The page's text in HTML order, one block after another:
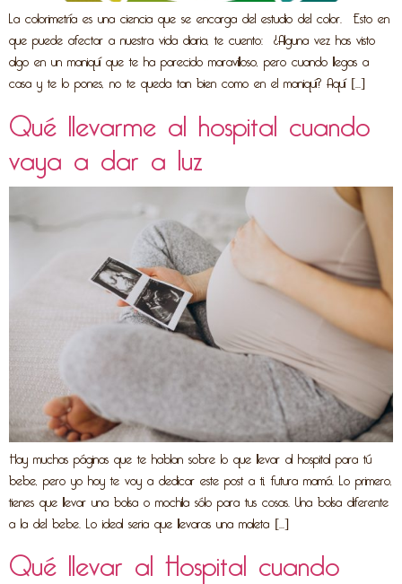
La colorimetría es una ciencia que se encarga del estudio del color. Esto en
que puede afectar a nuestra vida diaria, te cuento: ¿Alguna vez has visto
algo en un maniquí que te ha parecido maravilloso, pero cuando llegas a
casa y te lo pones, no te queda tan bien como en el maniquí? Aquí […]
Qué llevarme al hospital cuando
vaya a dar a luz
Hay muchas páginas que te hablan sobre lo que llevar al hospital para tú
bebe, pero yo hoy te voy a dedicar este post a ti, futura mamá. Lo primero,
tienes que llevar una bolsa o mochila sólo para tus cosas. Una bolsa diferente
a la del bebe. Lo ideal seria que llevaras una maleta […]
Qué llevar al Hospital cuando